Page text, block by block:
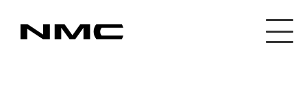
カスタマイズ事